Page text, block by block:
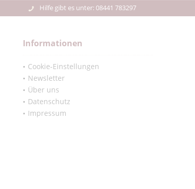
Hilfe gibt es unter: 08441 783297
Informationen
Cookie-Einstellungen
Newsletter
Über uns
Datenschutz
Impressum